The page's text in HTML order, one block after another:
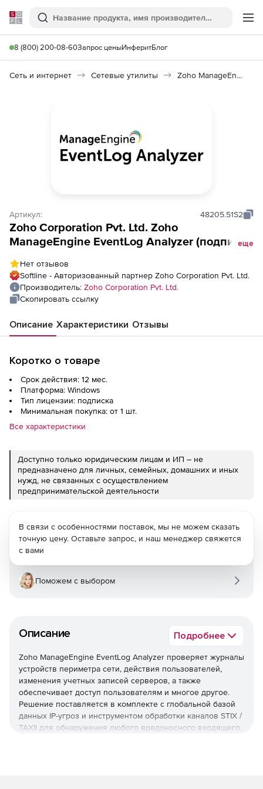
Softline
Поиск
8 (800) 200-08-60Запрос ценыИнферитБлог
Сеть и интернет Сетевые утилиты Zoho ManageEngine EventLog Analyzer
Артикул: 48205.51S2
Zoho Corporation Pvt. Ltd. Zoho
ManageEngine EventLog Analyzer (подписка
Sites
еще
Нет отзывов
Softline - Авторизованный партнер Zoho Corporation Pvt. Ltd.
Производитель: Zoho Corporation Pvt. Ltd.
Скопировать ссылку
Описание Характеристики Отзывы
Коротко о товаре
Срок действия: 12 мес.
Платформа: Windows
Тип лицензии: подписка
Минимальная покупка: от 1 шт.
Все характеристики
Доступно только юридическим лицам и ИП – не
предназначено для личных, семейных, домашних и иных
нужд, не связанных с осуществлением
предпринимательской деятельности
Описание Подробнее
Zoho ManageEngine EventLog Analyzer проверяет журналы
устройств периметра сети, действия пользователей,
изменения учетных записей серверов, а также
обеспечивает доступ пользователям и многое другое.
Решение поставляется в комплекте с глобальной базой
данных IP-угроз и инструментом обработки каналов STIX /
TAXII для обнаружения любого вредоносного входящего
В связи с особенностями поставок, мы не можем сказать
точную цену. Оставьте запрос, и наш менеджер свяжется
с вами
Поможем с выбором